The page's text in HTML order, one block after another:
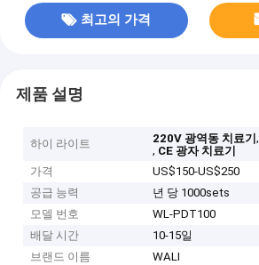
최고의 가격
제품 설명
하이 라이트 220V 광역동 치료기,
, CE 광자 치료기
가격
US$150-US$250
공급 능력
년 당 1000sets
모델 번호
WL-PDT100
배달 시간
10-15일
브랜드 이름
WALI